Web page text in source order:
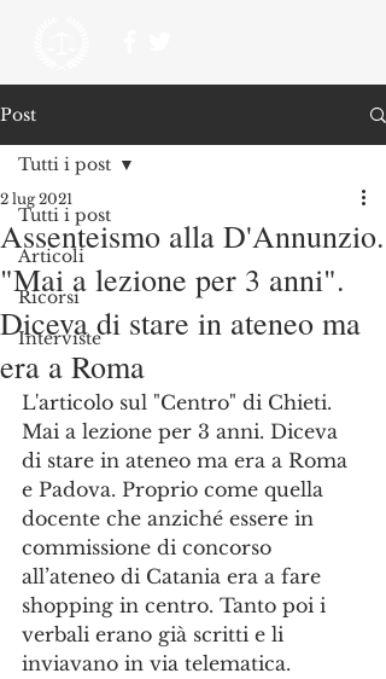
Post
Tutti i post
Articoli
Ricorsi
Interviste
Tutti i post
Assenteismo alla D'Annunzio.
"Mai a lezione per 3 anni".
Diceva di stare in ateneo ma
era a Roma
2 lug 2021
L'articolo sul "Centro" di Chieti.
Mai a lezione per 3 anni. Diceva
di stare in ateneo ma era a Roma
e Padova. Proprio come quella
docente che anziché essere in
commissione di concorso
all’ateneo di Catania era a fare
shopping in centro. Tanto poi i
verbali erano già scritti e li
inviavano in via telematica.